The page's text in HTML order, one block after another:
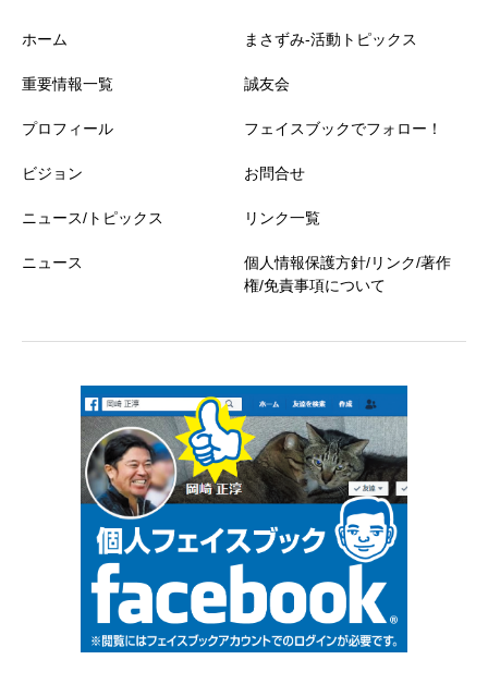
ホーム
重要情報一覧
プロフィール
ビジョン
ニュース/トピックス
ニュース
まさずみ-活動トピックス
誠友会
フェイスブックでフォロー！
お問合せ
リンク一覧
個人情報保護方針/リンク/著作
権/免責事項について